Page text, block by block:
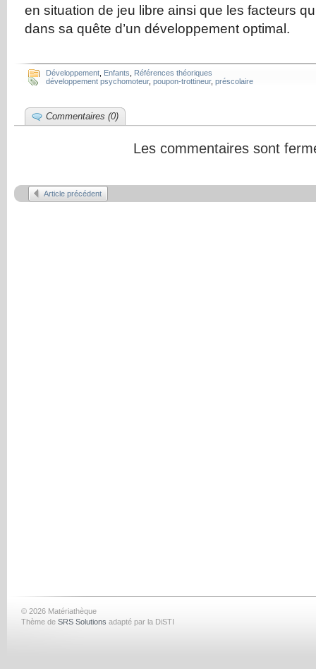
en situation de jeu libre ainsi que les facteurs
dans sa quête d’un développement optimal.
Développement Enfants
Références théoriques
développement psychomoteur, poupon-trottineur, préscolaire
Commentaires (0)
Les commentaires sont
Article précédent
© 2026 Matériathèque
Thème de SRS Solutions adapté par la DiSTI